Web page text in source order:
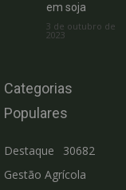
em soja
3 de outubro de
2023
Categorias
Populares
Destaque
30682
Gestão Agrícola